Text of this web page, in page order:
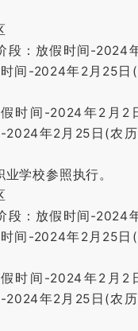
：放假时间-2024
间-2024年2月25日(
间-2024年2月2
2024年2月25日(农
学校参照执行。
：放假时间-2024
间-2024年2月25日(
间-2024年2月2
2024年2月25日(农